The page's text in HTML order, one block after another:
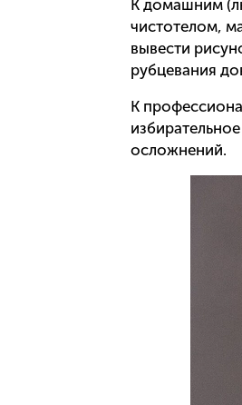
К домашним
чистотелом,
вывести
рубцевания
К
осложнений.